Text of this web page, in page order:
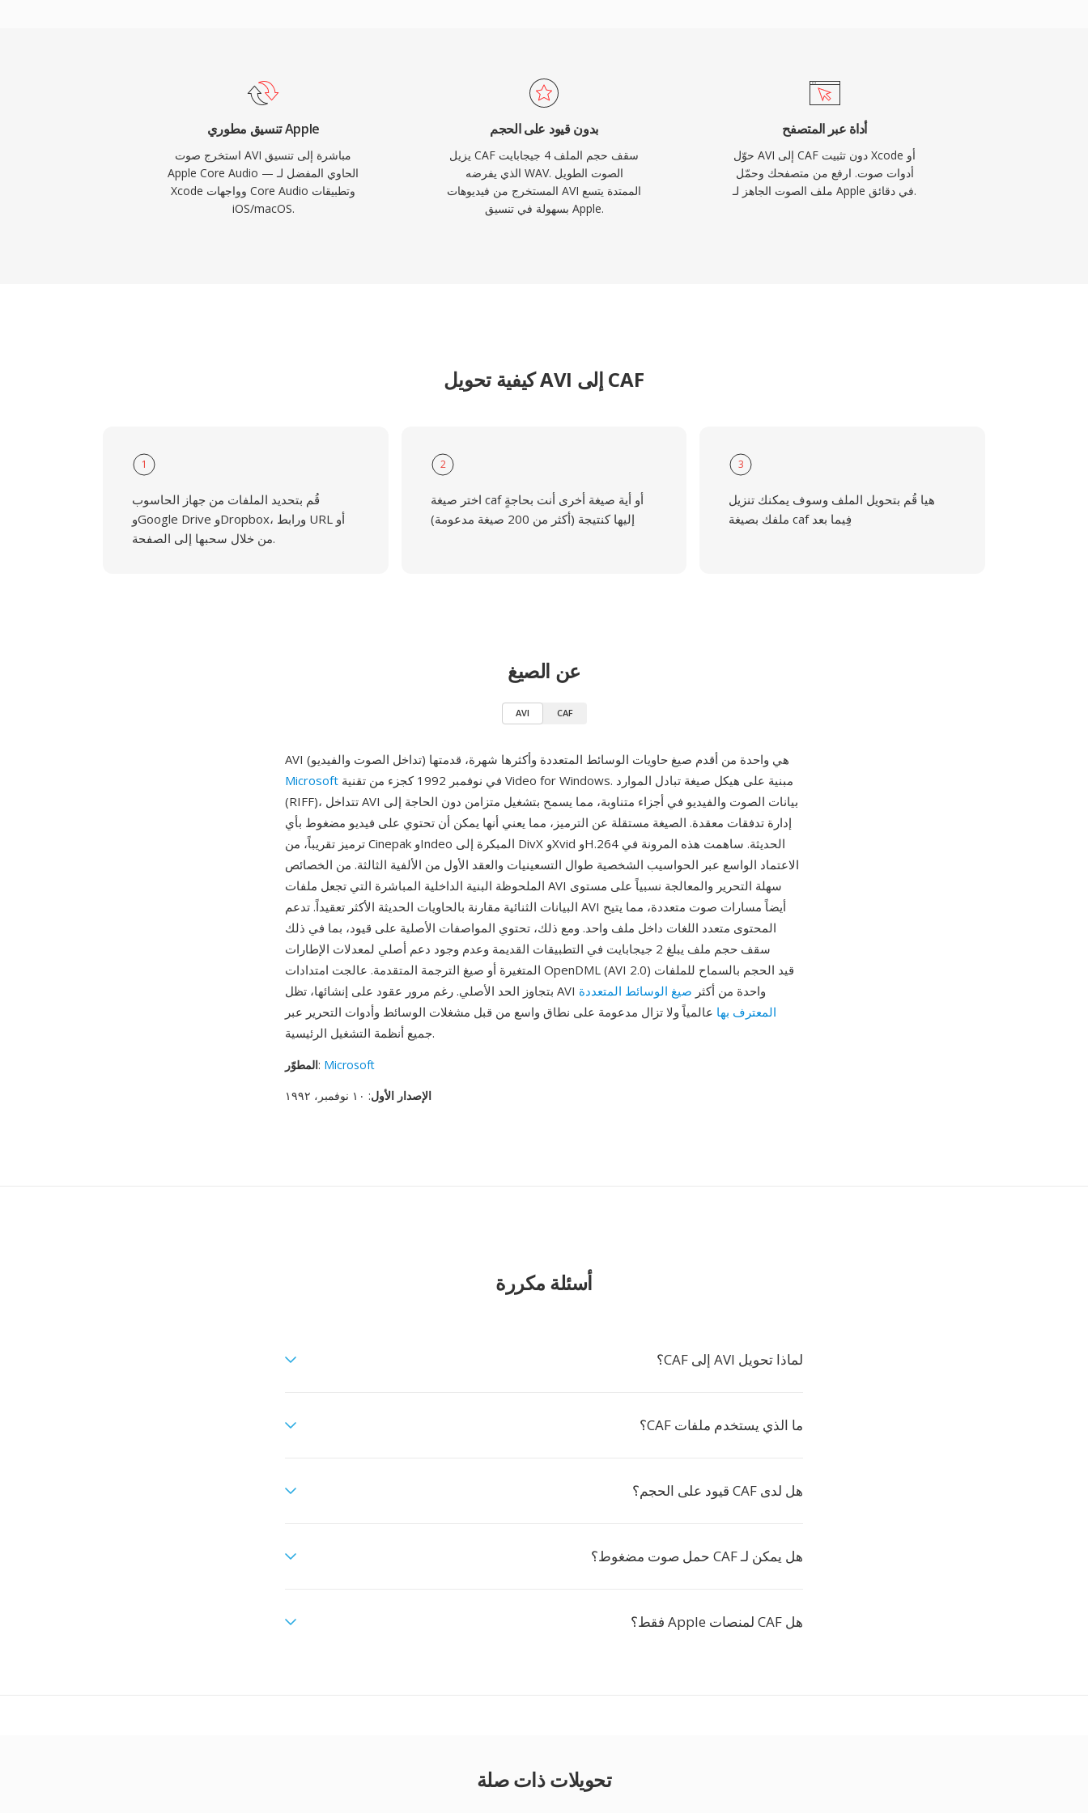
تنسيق مطوري Apple
استخرج صوت AVI مباشرة إلى تنسيق
Apple Core Audio — الحاوي المفضل لـ
Xcode وواجهات Core Audio وتطبيقات
iOS/macOS.
بدون قيود على الحجم
يزيل CAF سقف حجم الملف 4 جيجابايت
الذي يفرضه WAV. الصوت الطويل
المستخرج من فيديوهات AVI الممتدة يتسع
بسهولة في تنسيق Apple.
أداة عبر المتصفح
حوّل AVI إلى CAF دون تثبيت Xcode أو
أدوات صوت. ارفع من متصفحك وحمّل
ملف الصوت الجاهز لـ Apple في دقائق.
كيفية تحويل AVI إلى CAF
1
قُم بتحديد الملفات من جهاز الحاسوب
وGoogle Drive وDropbox، ورابط URL أو
من خلال سحبها إلى الصفحة.
2
اختر صيغة caf أو أية صيغة أخرى أنت بحاجةٍ
إليها كنتيجة (أكثر من 200 صيغة مدعومة)
3
هيا قُم بتحويل الملف وسوف يمكنك تنزيل
ملفك بصيغة caf فِيما بعد
عن الصيغ
AVI CAF
AVI (تداخل الصوت والفيديو) هي واحدة من أقدم صيغ حاويات الوسائط المتعددة وأكثرها شهرة، قدمتها
Microsoft
(RIFF)، تتداخل AVI بيانات الصوت والفيديو في أجزاء متناوبة، مما يسمح بتشغيل متزامن دون الحاجة إلى
إدارة تدفقات معقدة. الصيغة مستقلة عن الترميز، مما يعني أنها يمكن أن تحتوي على فيديو مضغوط بأي
ترميز تقريباً، من Cinepak وIndeo المبكرة إلى DivX وXvid وH.264 الحديثة. ساهمت هذه المرونة في
الاعتماد الواسع عبر الحواسيب الشخصية طوال التسعينيات والعقد الأول من الألفية الثالثة. من الخصائص
الملحوظة البنية الداخلية المباشرة التي تجعل ملفات AVI سهلة التحرير والمعالجة نسبياً على مستوى
البيانات الثنائية مقارنة بالحاويات الحديثة الأكثر تعقيداً. تدعم AVI أيضاً مسارات صوت متعددة، مما يتيح
المحتوى متعدد اللغات داخل ملف واحد. ومع ذلك، تحتوي المواصفات الأصلية على قيود، بما في ذلك
سقف حجم ملف يبلغ 2 جيجابايت في التطبيقات القديمة وعدم وجود دعم أصلي لمعدلات الإطارات
المتغيرة أو صيغ الترجمة المتقدمة. عالجت امتدادات OpenDML (AVI 2.0) قيد الحجم بالسماح للملفات
بتجاوز الحد الأصلي. رغم مرور عقود على إنشائها، تظل AVI واحدة من أكثر صيغ الوسائط المتعددة
المعترف بها عالمياً ولا تزال مدعومة على نطاق واسع من قبل مشغلات الوسائط وأدوات التحرير عبر
جميع أنظمة التشغيل الرئيسية.
المطوّر: Microsoft
الإصدار الأول: ١٠ نوفمبر، ١٩٩٢
أسئلة مكررة
لماذا تحويل AVI إلى CAF؟
ما الذي يستخدم ملفات CAF؟
هل لدى CAF قيود على الحجم؟
هل يمكن لـ CAF حمل صوت مضغوط؟
هل CAF لمنصات Apple فقط؟
تحويلات ذات صلة